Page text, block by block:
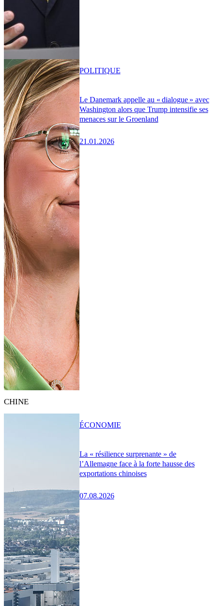
Le Danemark appelle au « dialogue » avec
Washington alors que Trump intensifie ses
menaces sur le Groenland
21.01.2026
POLITIQUE
CHINE
La « résilience surprenante » de
l’Allemagne face à la forte hausse des
exportations chinoises
07.08.2026
ÉCONOMIE